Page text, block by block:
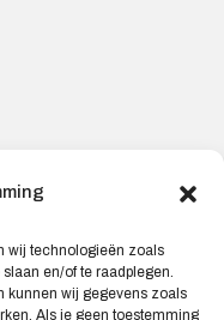
wij technologieën zoals
en/of te raadplegen.
kunnen wij gegevens zoals
Als je geen toestemming